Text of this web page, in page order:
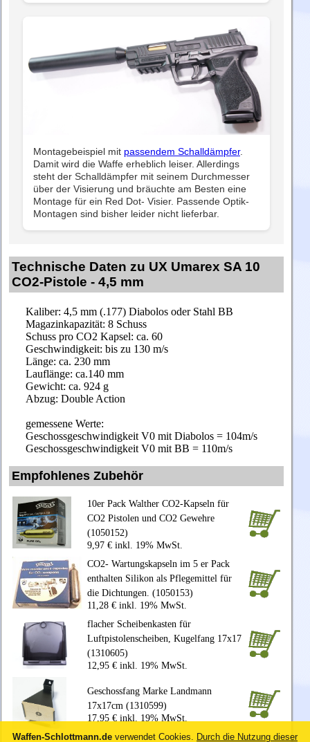
Montagebeispiel mit passendem Schalldämpfer.
Damit wird die Waffe erheblich leiser. Allerdings
steht der Schalldämpfer mit seinem Durchmesser
über der Visierung und bräuchte am Besten eine
Montage für ein Red Dot- Visier. Passende Optik-
Montagen sind bisher leider nicht lieferbar.
Technische Daten zu UX Umarex SA 10
CO2-Pistole - 4,5 mm
Kaliber: 4,5 mm (.177) Diabolos oder Stahl BB
Magazinkapazität: 8 Schuss
Schuss pro CO2 Kapsel: ca. 60
Geschwindigkeit: bis zu 130 m/s
Länge: ca. 230 mm
Lauflänge: ca.140 mm
Gewicht: ca. 924 g
Abzug: Double Action
gemessene Werte:
Geschossgeschwindigkeit V0 mit Diabolos = 104m/s
Geschossgeschwindigkeit V0 mit BB = 110m/s
Empfohlenes Zubehör
10er Pack Walther CO2-Kapseln für
CO2 Pistolen und CO2 Gewehre
(1050152)
9,97 € inkl. 19% MwSt.
CO2- Wartungskapseln im 5 er Pack
enthalten Silikon als Pflegemittel für
die Dichtungen. (1050153)
11,28 € inkl. 19% MwSt.
flacher Scheibenkasten für
Luftpistolenscheiben, Kugelfang 17x17
(1310605)
12,95 € inkl. 19% MwSt.
Geschossfang Marke Landmann
17x17cm (1310599)
17,95 € inkl. 19% MwSt.
Waffen-Schlottmann.de verwendet Cookies. Durch die Nutzung dieser